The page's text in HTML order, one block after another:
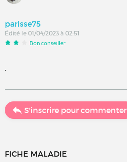
parisse75
Édité le 01/04/2023 à 02:51
Bon conseiller
.
S'inscrire pour commenter
FICHE MALADIE